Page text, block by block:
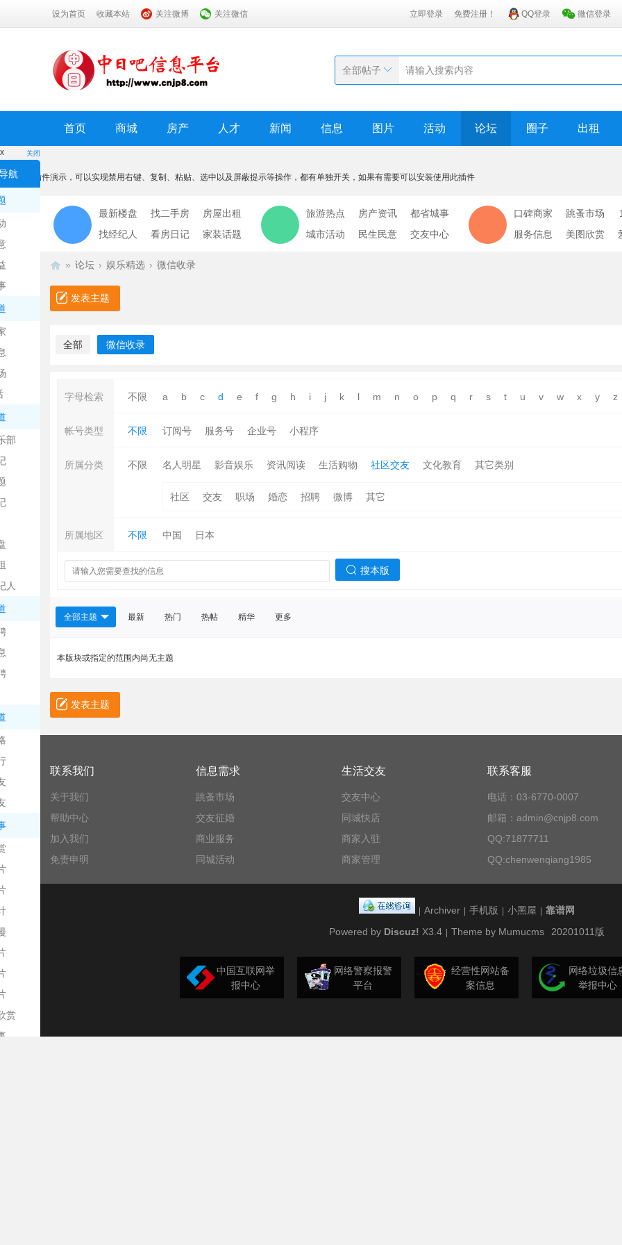
设为首页 收藏本站 关注微博 关注微信 立即登录 免费注册！ QQ登录 微信登录
全部帖子
首页 商城 房产 人才 新闻 信息 图片 活动 论坛 圈子 出租
关闭
航
部
人
赏
x
本功能为插件演示，可以实现禁用右键、复制、粘贴、选中以及屏蔽提示等操作，都有单独开关，如果有需要可以安装使用此插件
我知道了
最新楼盘 找二手房
房屋出租
找经纪人
看房日记 家装话题
旅游热点 房产资讯
都省城事
城市活动
民生民意 交友中心
口碑商家 跳蚤市场
服务信息
美图欣赏
» 论坛 › 娱乐精选 › 微信收录
发表主题
全部 微信收录
字母检索 不限 a b c d e f g h i j k l m n o p q r s t u v w x y z
帐号类型 不限 订阅号 服务号 企业号 小程序
所属分类 不限 名人明星 影音娱乐 资讯阅读 生活购物 社区交友 文化教育 其它类别
社区 交友 职场 婚恋 招聘 微博 其它
所属地区 不限 中国 日本
搜本版
全部主题 最新 热门 热帖 精华 更多
本版块或指定的范围内尚无主题
发表主题
联系我们
关于我们
帮助中心
加入我们
免责申明
信息需求
跳蚤市场
交友征婚
商业服务
同城活动
生活交友
交友中心
同城快店
商家入驻
商家管理
联系客服
电话：03-6770-0007
邮箱：admin@cnjp8.com
QQ:71877711
QQ:chenwenqiang1985
Archiver 手机版 小黑屋
靠谱网
Powered by Discuz! X3.4 Theme by Mumucms 20201011版
中国互联网举
报中心
网络警察报警
平台
经营性网站备
案信息
网络垃圾信
举报中心